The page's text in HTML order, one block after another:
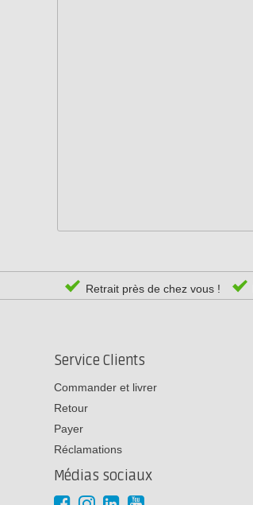
Retrait près de chez vous !
Service Clients
Commander et livrer
Retour
Payer
Réclamations
Médias sociaux